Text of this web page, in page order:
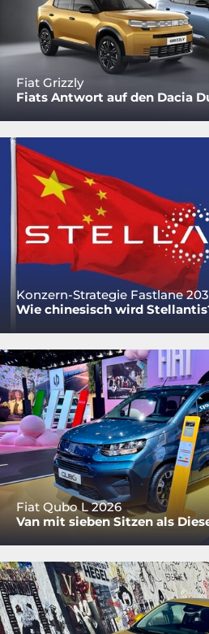
Fiat Grizzly
Fiats Antwort auf den Dacia
Konzern-Strategie Fastlane
Wie chinesisch wird
Fiat Qubo L 2026
Van mit sieben Sitzen als